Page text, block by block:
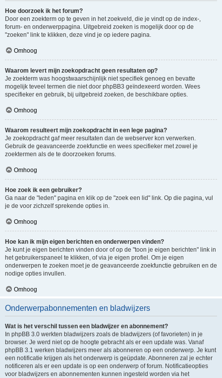
Hoe doorzoek ik het forum?
Door een zoekterm op te geven in het zoekveld, die je vindt op de index-,
forum- en onderwerppagina. Uitgebreid zoeken is mogelijk door op de
"zoeken" link te klikken, deze vind je op iedere pagina.
Omhoog
Waarom levert mijn zoekopdracht geen resultaten op?
Je zoekterm was hoogstwaarschijnlijk niet specifiek genoeg en bevatte
mogelijk teveel termen die niet door phpBB3 geïndexeerd worden. Wees
specifieker en gebruik, bij uitgebreid zoeken, de beschikbare opties.
Omhoog
Waarom resulteert mijn zoekopdracht in een lege pagina?
Je zoekopdracht gaf meer resultaten dan de webserver kon verwerken.
Gebruik de geavanceerde zoekfunctie en wees specifieker met zowel je
zoektermen als de te doorzoeken forums.
Omhoog
Hoe zoek ik een gebruiker?
Ga naar de "leden" pagina en klik op de "zoek een lid" link. Op die pagina, vul
je de voor zichzelf sprekende opties in.
Omhoog
Hoe kan ik mijn eigen berichten en onderwerpen vinden?
Je kunt je eigen berichten vinden door of op de "toon je eigen berichten" link in
het gebruikerspaneel te klikken, of via je eigen profiel. Om je eigen
onderwerpen te zoeken moet je de geavanceerde zoekfunctie gebruiken en de
nodige opties invullen.
Omhoog
Onderwerpabonnementen en bladwijzers
Wat is het verschil tussen een bladwijzer en abonnement?
In phpBB 3.0 werkten bladwijzers zoals de bladwijzers (of favorieten) in je
browser. Je werd niet op de hoogte gebracht als er een update was. Vanaf
phpBB 3.1 werken bladwijzers meer als abonneren op een onderwerp. Je kunt
een notificatie krijgen als het onderwerp is geüpdate. Abonneren zal je echter
notificeren als er een update is op een onderwerp of forum. Notificatieopties
voor bladwijzers en abonnementen kunnen ingesteld worden via het